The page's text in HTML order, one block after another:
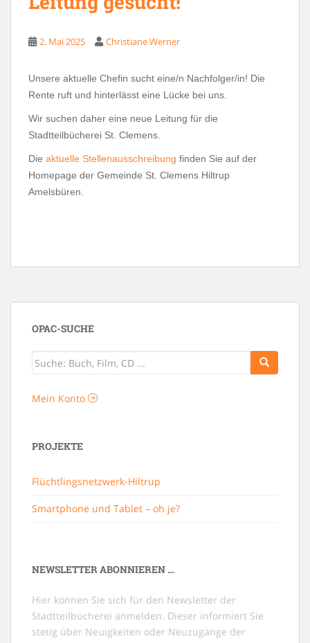
2. Mai 2025 Christiane Werner
Unsere aktuelle Chefin sucht eine/n Nachfolger/in! Die
Rente ruft und hinterlässt eine Lücke bei uns.
Wir suchen daher eine neue Leitung für die
Stadtteilbücherei St. Clemens.
Die aktuelle Stellenausschreibung finden Sie auf der
Homepage der Gemeinde St. Clemens Hiltrup
Amelsbüren.
OPAC-SUCHE
Mein Konto
PROJEKTE
Flüchtlingsnetzwerk-Hiltrup
Smartphone und Tablet – oh je?
NEWSLETTER ABONNIEREN …
Hier können Sie sich für den Newsletter der
Stadtteilbücherei anmelden. Dieser informiert Sie
stetig über Neuigkeiten oder Neuzugänge der